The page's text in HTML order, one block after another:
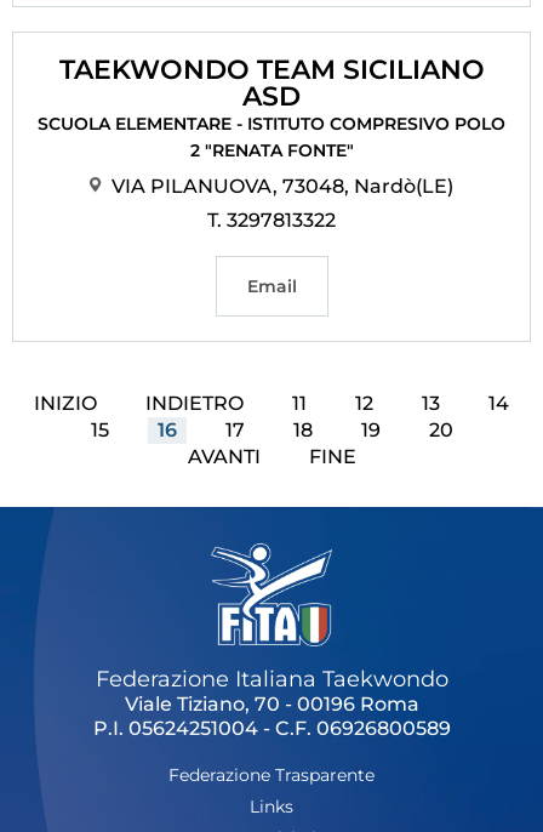
TAEKWONDO TEAM SICILIANO
ASD
SCUOLA ELEMENTARE - ISTITUTO COMPRESIVO POLO
2 "RENATA FONTE"
VIA PILANUOVA, 73048, Nardò(LE)
T. 3297813322
Email
INIZIO INDIETRO 11 12 13
14
15
16 17 18 19
20
AVANTI
FINE
Federazione Italiana Taekwondo
Viale Tiziano, 70 - 00196 Roma
P.I. 05624251004 - C.F. 06926800589
Federazione Trasparente
Links